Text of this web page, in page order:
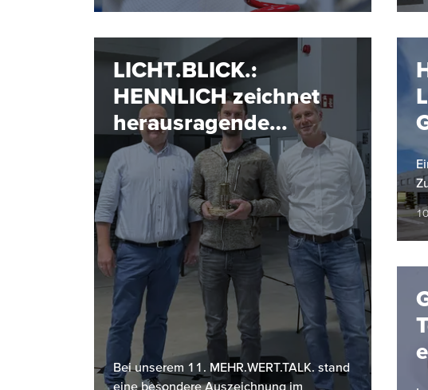
kontrolliert wieder ab.…
LICHT.BLICK.:
HENNLICH zeichnet
herausragende
Projekte aus
Bei unserem 11. MEHR.WERT.TALK. stand
eine besondere Auszeichnung im